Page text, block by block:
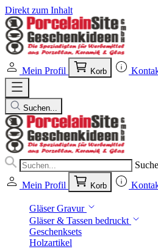
Direkt zum Inhalt
Mein Profil Korb
Suchen...
Suche
Mein Profil Korb
Gläser Gravur
Gläser & Tassen bedruckt
Geschenksets
Holzartikel